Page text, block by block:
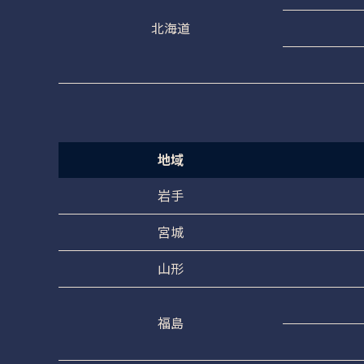
北海道
地域
岩手
宮城
山形
福島